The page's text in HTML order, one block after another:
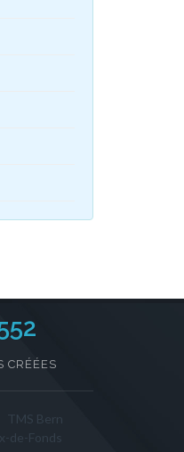
CRÉÉES
TMS Bern
de-Fonds